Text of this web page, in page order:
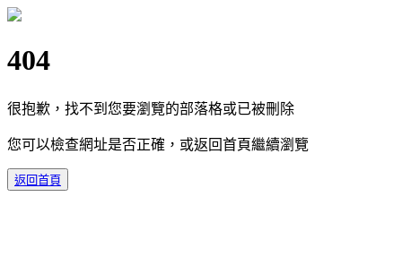
404
很抱歉，找不到您要瀏覽的部落格或已被刪除
您可以檢查網址是否正確，或返回首頁繼續瀏覽
返回首頁